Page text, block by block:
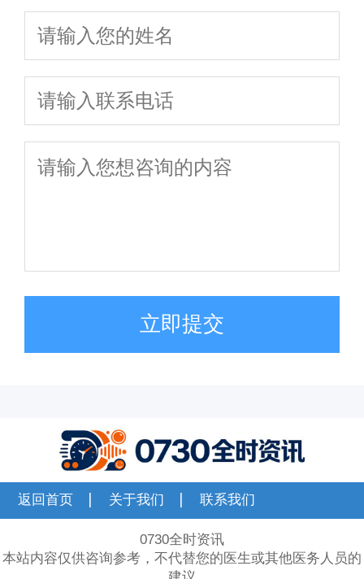
立即提交
返回首页 关于我们 联系我们
0730全时资讯
本站内容仅供咨询参考，不代替您的医生或其他医务人员的